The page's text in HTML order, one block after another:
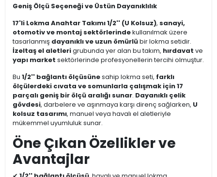
Geniş Ölçü Seçeneği ve Üstün Dayanıklılık
17'li Lokma Anahtar Takımı 1/2'' (U Kolsuz), sanayi,
otomotiv ve montaj sektörlerindekullanılmak üzere
tasarlanmış dayanıklı ve uzun ömürlübir lokma setidir.
İzeltaş el aletlerigrubunda yer alan bu takım, hırdavat ve
yapı market sektörlerinde profesyonellerin tercihi olmuştur.
Bu 1/2'' bağlantı ölçüsünesahip lokma seti, farklı
ölçülerdeki cıvata ve somunlarla çalışmak için 17
parçalı geniş bir ölçü aralığı sunar. Dayanıklı çelik
gövdesi, darbelere ve aşınmaya karşı direnç sağlarken, U
kolsuz tasarımı, manuel veya havalı el aletleriyle
mükemmel uyumluluk sunar.
Öne Çıkan Özellikler ve
Avantajlar